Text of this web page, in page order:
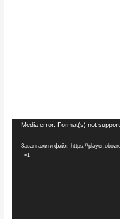
Відеопрогравач
Media error: Format(s) not
Завантажити файл: https://
_=1